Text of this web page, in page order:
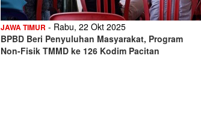
JAWA TIMUR - Rabu, 22 Okt 2025
BPBD Beri Penyuluhan Masyarakat, Program
Non-Fisik TMMD ke 126 Kodim Pacitan